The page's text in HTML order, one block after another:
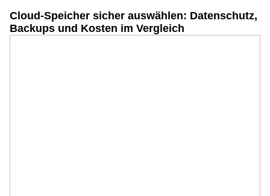
Cloud-Speicher sicher auswählen: Datenschutz,
Backups und Kosten im Vergleich